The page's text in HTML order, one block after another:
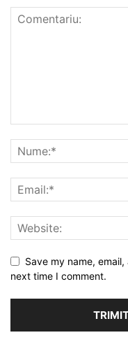
Save my name,
next time I comment.